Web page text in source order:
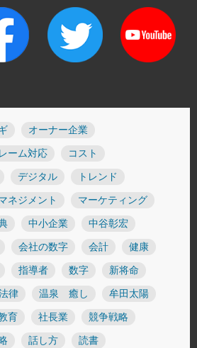
オーナー企業
ーム対応 コスト
デジタル トレンド
ネジメント マーケティング
中小企業 中谷彰宏
会社の数字 会計 健康
指導者 数字 新将命
律 温泉 癒し 牟田太陽
育 社長業 競争戦略
話し方 読書